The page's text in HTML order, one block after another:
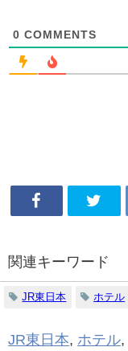
0 COMMENTS
関連キーワード
JR東日本 ホテル
JR東日本, ホテル,